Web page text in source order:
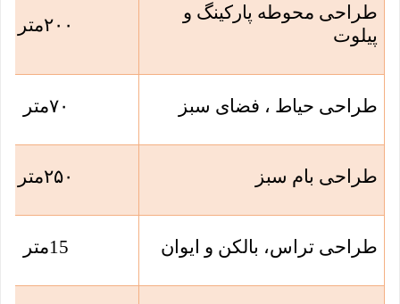
طراحی محوطه پارکینگ و
پیلوت
۲۰۰متر
طراحی حیاط ، فضای سبز ۷۰متر
طراحی بام سبز ۲۵۰متر
طراحی تراس، بالکن و ایوان 15متر